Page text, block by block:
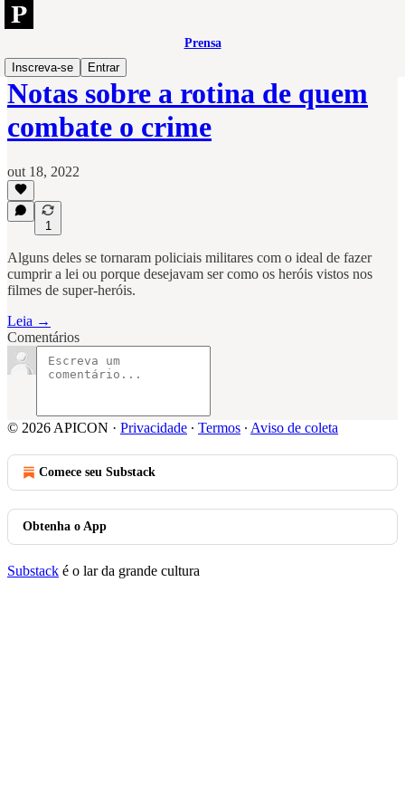
Prensa
Inscreva-se
Entrar
Notas sobre a rotina de quem
combate o crime
out 18, 2022
1
Alguns deles se tornaram policiais militares com o ideal de fazer
cumprir a lei ou porque desejavam ser como os heróis vistos nos
filmes de super-heróis.
Leia →
Comentários
© 2026 APICON · Privacidade ∙ Termos ∙ Aviso de coleta
Comece seu Substack
Obtenha o App
Substack é o lar da grande cultura